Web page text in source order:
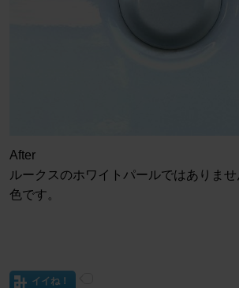
After
ルークスのホワイトパールではありま
色です。
イイね！